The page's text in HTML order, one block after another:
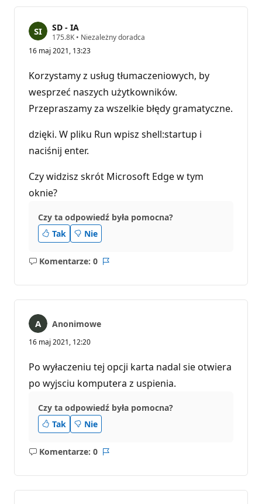
SD - IA
175.8K P
n
t
y
r
e
p
a
j
• Niezależny doradca
16 maj 2021, 13:23
Korzystamy z usług tłumaczeniowych, by
wesprzeć naszych użytkowników.
Przepraszamy za wszelkie błędy gramatyczne.
dzięki. W pliku Run wpisz shell:startup i
naciśnij enter.
Czy widzisz skrót Microsoft Edge w tym
oknie?
Czy ta odpowiedź była pomocna?
Tak
Nie
Komentarze: 0
Brak
Anonimowe
16 maj 2021, 12:20
Po wyłaczeniu tej opcji karta nadal sie otwiera
po wyjsciu komputera z uspienia.
Czy ta odpowiedź była pomocna?
Tak
Nie
Komentarze: 0
Brak